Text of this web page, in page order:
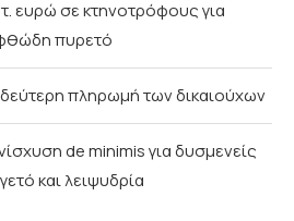
ευρώ σε κτηνοτρόφους για
πυρετό
πληρωμή των δικαιούχων
de minimis για δυσμενείς
και λειψυδρία